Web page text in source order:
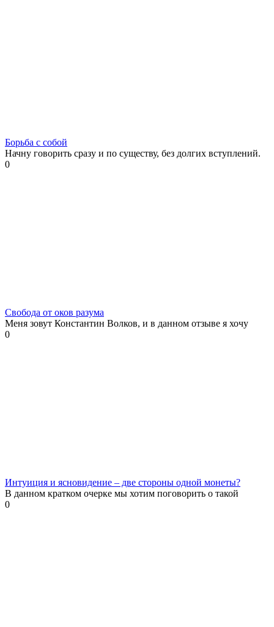
Борьба с собой
Начну говорить сразу и по существу, без долгих вступлений.
0
Свобода от оков разума
Меня зовут Константин Волков, и в данном отзыве я хочу
0
Интуиция и ясновидение – две стороны одной монеты?
В данном кратком очерке мы хотим поговорить о такой
0